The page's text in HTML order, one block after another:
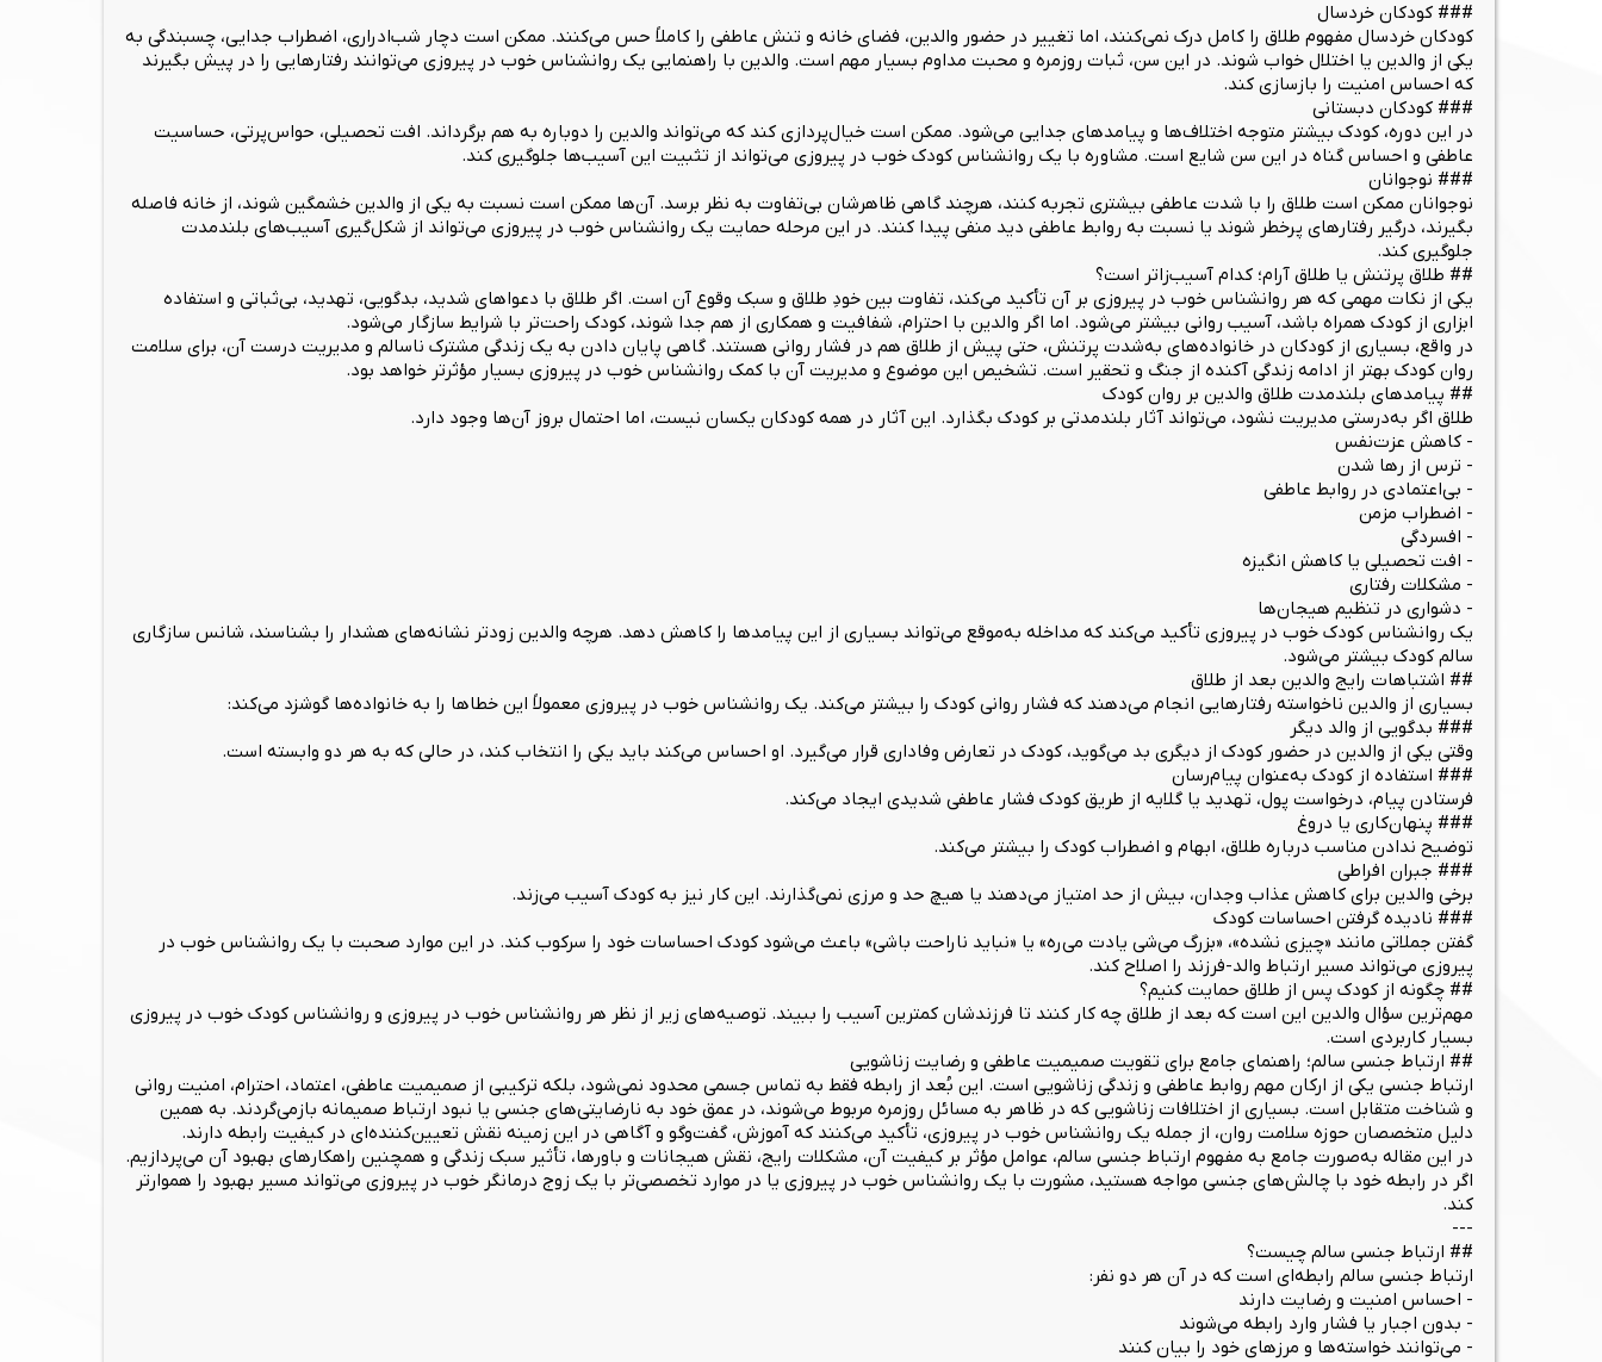
### کودکان خردسال
کودکان خردسال مفهوم طلاق را کامل درک نمی‌کنند، اما تغییر در حضور والدین، فضای خانه و تنش عاطفی را کاملاً حس می‌کنند. ممکن است دچار شب‌ادراری، اضطراب جدایی، چسبندگی به
یکی از والدین یا اختلال خواب شوند. در این سن، ثبات روزمره و محبت مداوم بسیار مهم است. والدین با راهنمایی یک روانشناس خوب در پیروزی می‌توانند رفتارهایی را در پیش بگیرند
که احساس امنیت را بازسازی کند.
### کودکان دبستانی
در این دوره، کودک بیشتر متوجه اختلاف‌ها و پیامدهای جدایی می‌شود. ممکن است خیال‌پردازی کند که می‌تواند والدین را دوباره به هم برگرداند. افت تحصیلی، حواس‌پرتی، حساسیت
عاطفی و احساس گناه در این سن شایع است. مشاوره با یک روانشناس کودک خوب در پیروزی می‌تواند از تثبیت این آسیب‌ها جلوگیری کند.
### نوجوانان
نوجوانان ممکن است طلاق را با شدت عاطفی بیشتری تجربه کنند، هرچند گاهی ظاهرشان بی‌تفاوت به نظر برسد. آن‌ها ممکن است نسبت به یکی از والدین خشمگین شوند، از خانه فاصله
بگیرند، درگیر رفتارهای پرخطر شوند یا نسبت به روابط عاطفی دید منفی پیدا کنند. در این مرحله حمایت یک روانشناس خوب در پیروزی می‌تواند از شکل‌گیری آسیب‌های بلندمدت
جلوگیری کند.
## طلاق پرتنش یا طلاق آرام؛ کدام آسیب‌زاتر است؟
یکی از نکات مهمی که هر روانشناس خوب در پیروزی بر آن تأکید می‌کند، تفاوت بین خودِ طلاق و سبک وقوع آن است. اگر طلاق با دعواهای شدید، بدگویی، تهدید، بی‌ثباتی و استفاده
ابزاری از کودک همراه باشد، آسیب روانی بیشتر می‌شود. اما اگر والدین با احترام، شفافیت و همکاری از هم جدا شوند، کودک راحت‌تر با شرایط سازگار می‌شود.
در واقع، بسیاری از کودکان در خانواده‌های به‌شدت پرتنش، حتی پیش از طلاق هم در فشار روانی هستند. گاهی پایان دادن به یک زندگی مشترک ناسالم و مدیریت درست آن، برای سلامت
روان کودک بهتر از ادامه زندگی آکنده از جنگ و تحقیر است. تشخیص این موضوع و مدیریت آن با کمک روانشناس خوب در پیروزی بسیار مؤثرتر خواهد بود.
## پیامدهای بلندمدت طلاق والدین بر روان کودک
طلاق اگر به‌درستی مدیریت نشود، می‌تواند آثار بلندمدتی بر کودک بگذارد. این آثار در همه کودکان یکسان نیست، اما احتمال بروز آن‌ها وجود دارد.
- کاهش عزت‌نفس
- ترس از رها شدن
- بی‌اعتمادی در روابط عاطفی
- اضطراب مزمن
- افسردگی
- افت تحصیلی یا کاهش انگیزه
- مشکلات رفتاری
- دشواری در تنظیم هیجان‌ها
یک روانشناس کودک خوب در پیروزی تأکید می‌کند که مداخله به‌موقع می‌تواند بسیاری از این پیامدها را کاهش دهد. هرچه والدین زودتر نشانه‌های هشدار را بشناسند، شانس سازگاری
سالم کودک بیشتر می‌شود.
## اشتباهات رایج والدین بعد از طلاق
بسیاری از والدین ناخواسته رفتارهایی انجام می‌دهند که فشار روانی کودک را بیشتر می‌کند. یک روانشناس خوب در پیروزی معمولاً این خطاها را به خانواده‌ها گوشزد می‌کند:
### بدگویی از والد دیگر
وقتی یکی از والدین در حضور کودک از دیگری بد می‌گوید، کودک در تعارض وفاداری قرار می‌گیرد. او احساس می‌کند باید یکی را انتخاب کند، در حالی که به هر دو وابسته است.
### استفاده از کودک به‌عنوان پیام‌رسان
فرستادن پیام، درخواست پول، تهدید یا گلایه از طریق کودک فشار عاطفی شدیدی ایجاد می‌کند.
### پنهان‌کاری یا دروغ
توضیح ندادن مناسب درباره طلاق، ابهام و اضطراب کودک را بیشتر می‌کند.
### جبران افراطی
برخی والدین برای کاهش عذاب وجدان، بیش از حد امتیاز می‌دهند یا هیچ حد و مرزی نمی‌گذارند. این کار نیز به کودک آسیب می‌زند.
### نادیده گرفتن احساسات کودک
گفتن جملاتی مانند «چیزی نشده»، «بزرگ می‌شی یادت می‌ره» یا «نباید ناراحت باشی» باعث می‌شود کودک احساسات خود را سرکوب کند. در این موارد صحبت با یک روانشناس خوب در
پیروزی می‌تواند مسیر ارتباط والد-فرزند را اصلاح کند.
## چگونه از کودک پس از طلاق حمایت کنیم؟
مهم‌ترین سؤال والدین این است که بعد از طلاق چه کار کنند تا فرزندشان کمترین آسیب را ببیند. توصیه‌های زیر از نظر هر روانشناس خوب در پیروزی و روانشناس کودک خوب در پیروزی
بسیار کاربردی است.
## ارتباط جنسی سالم؛ راهنمای جامع برای تقویت صمیمیت عاطفی و رضایت زناشویی
ارتباط جنسی یکی از ارکان مهم روابط عاطفی و زندگی زناشویی است. این بُعد از رابطه فقط به تماس جسمی محدود نمی‌شود، بلکه ترکیبی از صمیمیت عاطفی، اعتماد، احترام، امنیت روانی
و شناخت متقابل است. بسیاری از اختلافات زناشویی که در ظاهر به مسائل روزمره مربوط می‌شوند، در عمق خود به نارضایتی‌های جنسی یا نبود ارتباط صمیمانه بازمی‌گردند. به همین
دلیل متخصصان حوزه سلامت روان، از جمله یک روانشناس خوب در پیروزی، تأکید می‌کنند که آموزش، گفت‌وگو و آگاهی در این زمینه نقش تعیین‌کننده‌ای در کیفیت رابطه دارند.
در این مقاله به‌صورت جامع به مفهوم ارتباط جنسی سالم، عوامل مؤثر بر کیفیت آن، مشکلات رایج، نقش هیجانات و باورها، تأثیر سبک زندگی و همچنین راهکارهای بهبود آن می‌پردازیم.
اگر در رابطه خود با چالش‌های جنسی مواجه هستید، مشورت با یک روانشناس خوب در پیروزی یا در موارد تخصصی‌تر با یک زوج درمانگر خوب در پیروزی می‌تواند مسیر بهبود را هموارتر
کند.
---
## ارتباط جنسی سالم چیست؟
ارتباط جنسی سالم رابطه‌ای است که در آن هر دو نفر:
- احساس امنیت و رضایت دارند
- بدون اجبار یا فشار وارد رابطه می‌شوند
- می‌توانند خواسته‌ها و مرزهای خود را بیان کنند